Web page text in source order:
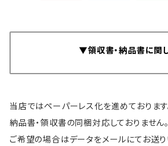
▼領収書・納品書に関
当店ではペーパーレス化を進めております
納品書・領収書の同梱対応しておりません。
ご希望の場合はデータをメールにてお送り